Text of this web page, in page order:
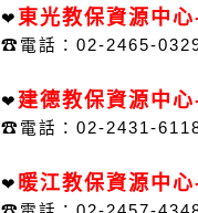
❤ 東光教保資源中心
☎ 電話： 02-2465-
❤ 建德教保資源中心
☎ 電話： 02-2431-
❤ 暖江教保資源中心